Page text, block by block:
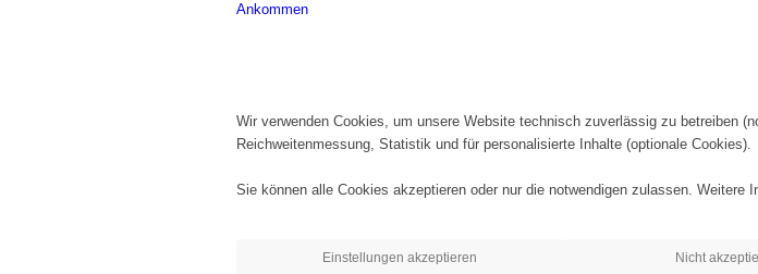
Ankommen
Wir verwenden Cookies, um unsere Website technisch zuverlässig zu betreiben
Reichweitenmessung, Statistik und für personalisierte Inhalte (optionale Cookies).
Sie können alle Cookies akzeptieren oder nur die notwendigen zulassen. Weitere
Einstellungen akzeptieren Nicht